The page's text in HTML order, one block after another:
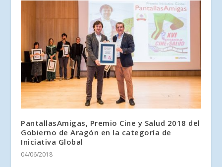
PantallasAmigas, Premio Cine y Salud 2018 del
Gobierno de Aragón en la categoría de
Iniciativa Global
04/06/2018